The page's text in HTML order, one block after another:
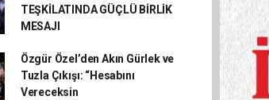
TEŞKİLATINDA GÜÇLÜ BİRLİK
MESAJI
Özgür Özel’den Akın Gürlek ve
Tuzla Çıkışı: “Hesabını
Vereceksin